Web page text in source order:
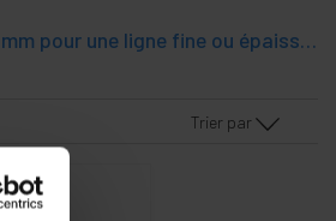
Les marqueurs de différentes couleurs de noir fluorescent LED. Avec la pointe de 4,5 mm et 10 mm pour une ligne fine ou épaisse, respectivement. À base d'eau une solution que lorsque séché est entièrement adhéré à la surface de la carte et peut être effacé facilement avec un chiffon sec.
Trier par